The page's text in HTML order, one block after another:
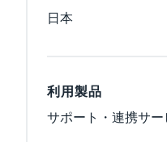
日本
利用製品
サポート・連携サー